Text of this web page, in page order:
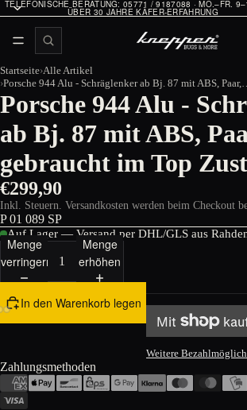
TELEFONISCHE BERATUNG: 05771 / 9187088 · MO.–FR.
ÜBER 30 JAHRE KÄFER-ERFAHRUNG
Startseite Alle Artikel
Porsche 944 Alu -
Porsche 944 Alu -
ab Bj. 87 mit ABS,
gebraucht im Top
€299,90
Inkl. Steuern. Versandkosten werden beim Checkout
P 01 089 SP
Auf Lager — Versand per DHL/GLS aus
Menge
verringern
Menge
erhöhen
In den Warenkorb legen
Weitere
Zahlungsmethoden